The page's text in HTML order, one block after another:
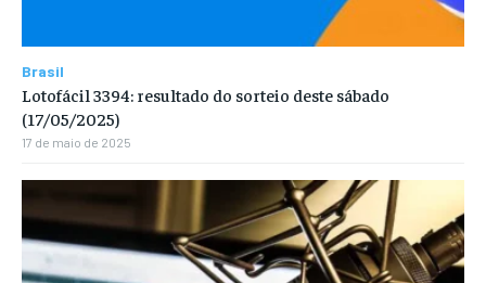
Brasil
Lotofácil 3394: resultado do sorteio deste sábado
(17/05/2025)
17 de maio de 2025